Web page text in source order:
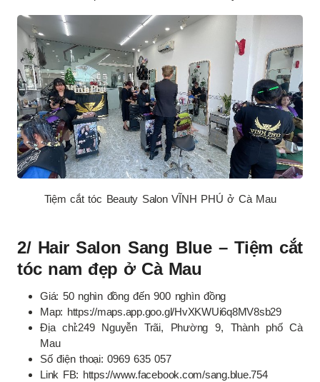
Tiệm cắt tóc Beauty Salon VĨNH PHÚ ở Cà Mau
2/ Hair Salon Sang Blue – Tiệm cắt
tóc nam đẹp ở Cà Mau
Giá: 50 nghìn đồng đến 900 nghìn đồng
Map: https://maps.app.goo.gl/HvXKWUi6q8MV8sb29
Địa chỉ:249 Nguyễn Trãi, Phường 9, Thành phố Cà
Mau
Số điện thoại: 0969 635 057
Link FB: https://www.facebook.com/sang.blue.754